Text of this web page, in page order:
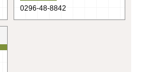
0296-48-8842